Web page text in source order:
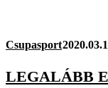
Csupasport
LEGALÁBB